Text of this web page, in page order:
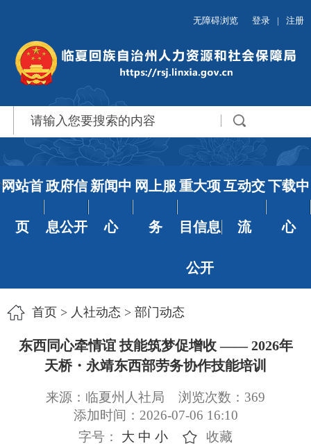
无障碍浏览 登录 | 注册
网站首
页
政府信
息公开
新闻中
心
网上服
务
重大项
目信息
公开
互动交
流
下载中
心
首页> 人社动态 > 部门动态
东西同心牵情谊 技能筑梦促增收 —— 2026年
天桥・永靖东西部劳务协作技能培训
来源：临夏州人社局 浏览次数： 369
添加时间：2026-07-06 16:10
字号： 大 中 小 收藏